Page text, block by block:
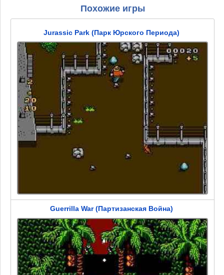
Похожие игры
Jurassic Park (Парк Юрского Периода)
Guerrilla War (Партизанская Война)